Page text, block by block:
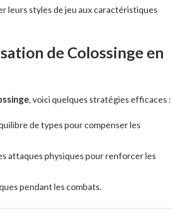
leurs styles de jeu aux caractéristiques
de Colossinge en
, voici quelques stratégies efficaces :
de types pour compenser les
attaques physiques pour renforcer les
pendant les combats.